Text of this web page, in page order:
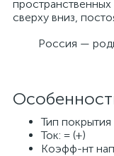
сверху вниз,
Россия —
Тип
Ток: = (+)
Коэфф-нт